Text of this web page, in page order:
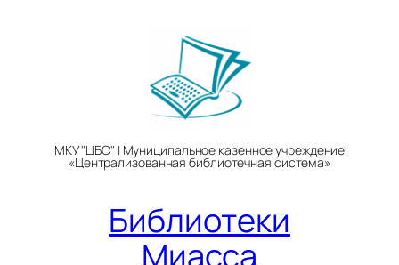
МКУ "ЦБС" | Муниципальное казенное учреждение
«Централизованная библиотечная система»
Библиотеки
Миасса